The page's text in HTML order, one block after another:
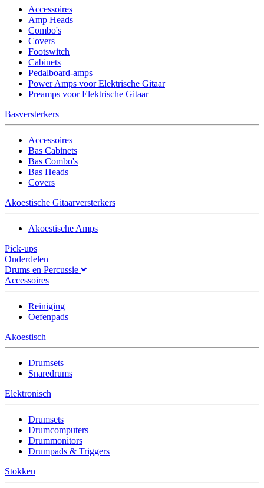
Accessoires
Amp Heads
Combo's
Covers
Footswitch
Cabinets
Pedalboard-amps
Power Amps voor Elektrische Gitaar
Preamps voor Elektrische Gitaar
Basversterkers
Accessoires
Bas Cabinets
Bas Combo's
Bas Heads
Covers
Akoestische Gitaarversterkers
Akoestische Amps
Pick-ups
Onderdelen
Drums en Percussie
Accessoires
Reiniging
Oefenpads
Akoestisch
Drumsets
Snaredrums
Elektronisch
Drumsets
Drumcomputers
Drummonitors
Drumpads & Triggers
Stokken